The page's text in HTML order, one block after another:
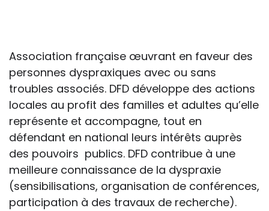
passe pas forcément pas l’exposé du
diagnostic en tant que tel.
Cette information doit être adaptée par
chacun, dans le respect de l’individu en
particulier, enfant et adulte, et prendre en
compte la variabilité d’une même
maladie ou handicap selon chaque
enfant.
La consultation d’informations sur un site
Association française œuvrant en faveur des
personnes dyspraxiques avec ou sans
troubles associés. DFD développe des actions
locales au profit des familles et adultes qu’elle
représente et accompagne, tout en
défendant en national leurs intérêts auprès
des pouvoirs publics. DFD contribue à une
meilleure connaissance de la dyspraxie
(sensibilisations, organisation de conférences,
participation à des travaux de recherche).